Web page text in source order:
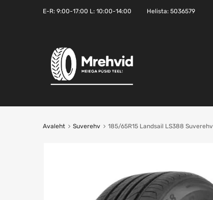
E-R: 9:00-17:00 L: 10:00-14:00 Helista: 5036579
Avaleht Suverehv 185/65R15 Landsail LS388 Suverehv